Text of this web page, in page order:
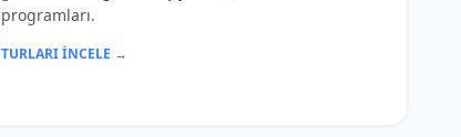
programları.
TURLARI İNCELE →